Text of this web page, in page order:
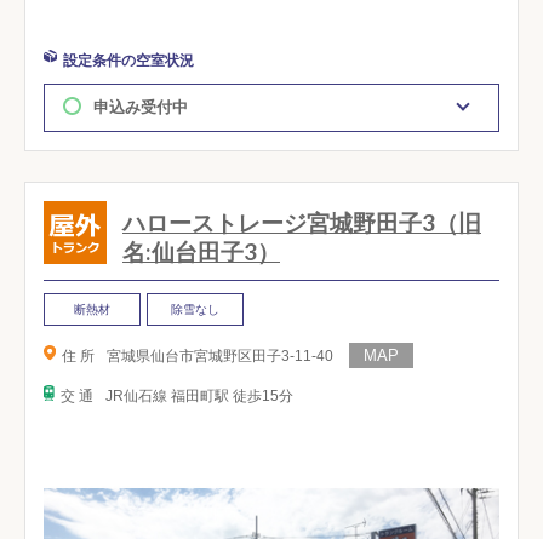
設定条件の空室状況
申込み受付中
ハローストレージ宮城野田子3（旧
名:仙台田子3）
断熱材 除雪なし
住 所 宮城県仙台市宮城野区田子3-11-40
交 通 JR仙石線 福田町駅 徒歩15分